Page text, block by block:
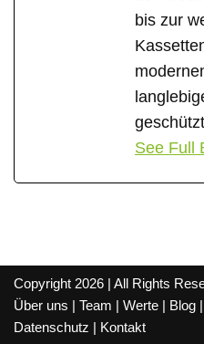
bis zur
See Full
Copyright 2026 | All Rights
Über uns | Team | Werte | Blog |
Datenschutz | Kontakt